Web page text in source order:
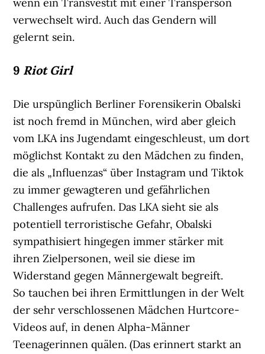
wenn ein Transvestit mit einer Transperson
verwechselt wird. Auch das Gendern will
gelernt sein.
9 Riot Girl
Die urspünglich Berliner Forensikerin Obalski
ist noch fremd in München, wird aber gleich
vom LKA ins Jugendamt eingeschleust, um dort
möglichst Kontakt zu den Mädchen zu finden,
die als „Influenzas“ über Instagram und Tiktok
zu immer gewagteren und gefährlichen
Challenges aufrufen. Das LKA sieht sie als
potentiell terroristische Gefahr, Obalski
sympathisiert hingegen immer stärker mit
ihren Zielpersonen, weil sie diese im
Widerstand gegen Männergewalt begreift.
So tauchen bei ihren Ermittlungen in der Welt
der sehr verschlossenen Mädchen Hurtcore-
Videos auf, in denen Alpha-Männer
Teenagerinnen quälen. (Das erinnert starkt an